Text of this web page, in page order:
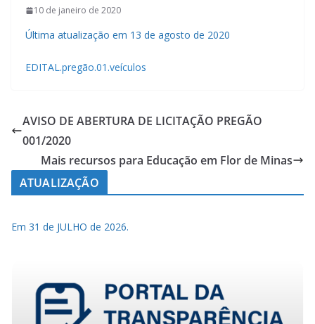
10 de janeiro de 2020
Última atualização em 13 de agosto de 2020
EDITAL.pregão.01.veículos
AVISO DE ABERTURA DE LICITAÇÃO PREGÃO
001/2020
Mais recursos para Educação em Flor de Minas
ATUALIZAÇÃO
Em 31 de JULHO de 2026.